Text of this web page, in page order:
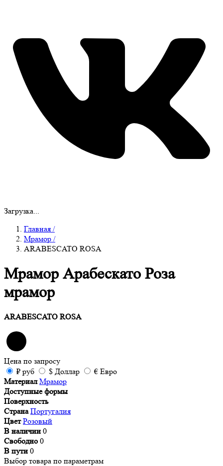
Загрузка...
Главная /
Мрамор /
ARABESCATO ROSA
Мрамор Арабескато Роза
мрамор
ARABESCATO ROSA
Цена по запросу
₽ руб $ Доллар € Евро
Материал Мрамор
Доступные формы
Поверхность
Страна Португалия
Цвет Розовый
В наличии 0
Свободно 0
В пути 0
Выбор товара по параметрам